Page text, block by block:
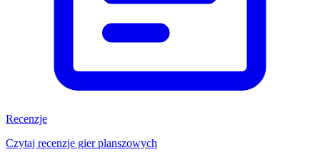
Recenzje
Czytaj recenzje gier planszowych